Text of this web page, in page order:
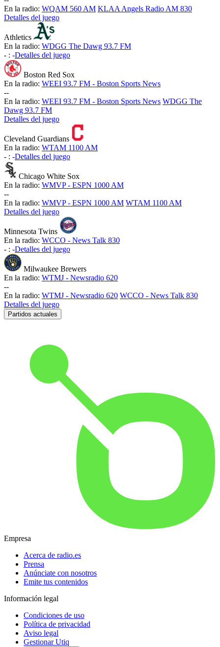
En la radio: WQAM 560 AM KLAA Angels Radio AM 830
Detalles del juego
Athletics
En la radio: WDGG The Dawg 93.7 FM
- : -Detalles del juego
Boston Red Sox
En la radio: WEEI 93.7 FM - Boston Sports News
--
En la radio: WEEI 93.7 FM - Boston Sports News WDGG The
Dawg 93.7 FM
Detalles del juego
Cleveland Guardians
En la radio: WTAM 1100 AM
- : -Detalles del juego
Chicago White Sox
En la radio: WMVP - ESPN 1000 AM
--
En la radio: WMVP - ESPN 1000 AM WTAM 1100 AM
Detalles del juego
Minnesota Twins
En la radio: WCCO - News Talk 830
- : -Detalles del juego
Milwaukee Brewers
En la radio: WTMJ - Newsradio 620
--
En la radio: WTMJ - Newsradio 620 WCCO - News Talk 830
Detalles del juego
Partidos actuales
Empresa
Acerca de radio.es
Prensa
Anúnciate con nosotros
Emite tus contenidos
Información legal
Condiciones de uso
Política de privacidad
Aviso legal
Gestionar Utiq